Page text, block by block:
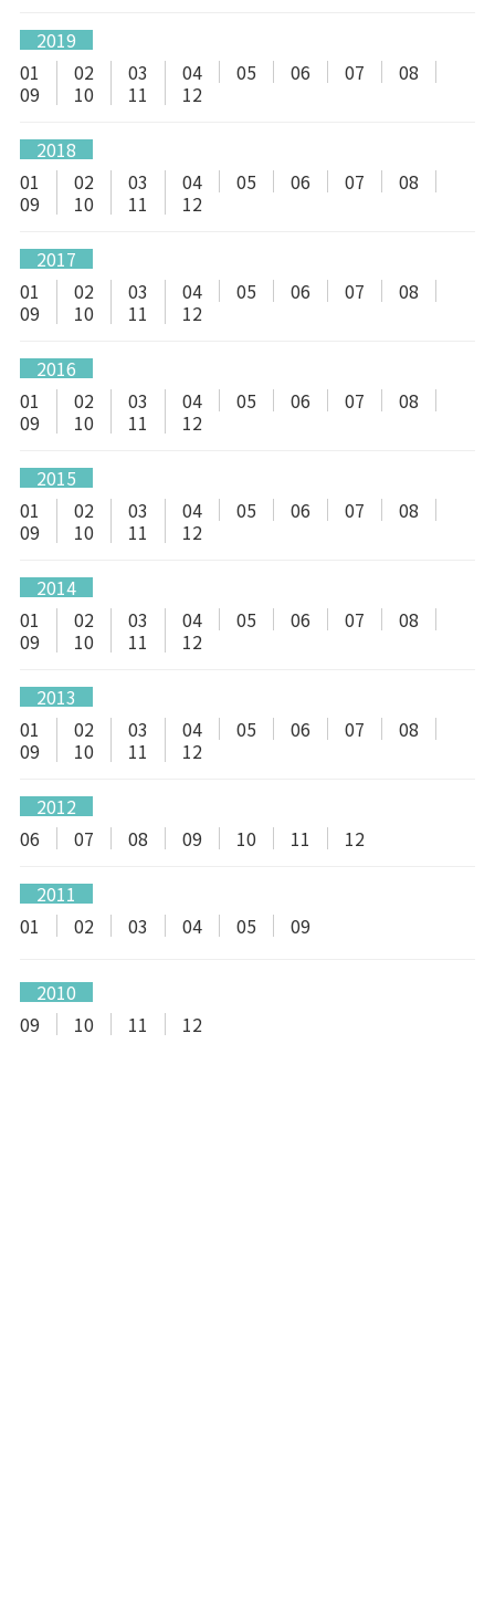
2019
01
02 03 04 05 06 07
08
09
10 11 12
2018
01
02 03 04 05 06 07
08
09
10 11 12
2017
01
02 03 04 05 06 07
08
09
10 11 12
2016
01
02 03 04 05 06 07
08
09
10 11 12
2015
01
02 03 04 05 06 07
08
09
10 11 12
2014
01
02 03 04 05 06 07
08
09
10 11 12
2013
01
02 03 04 05 06 07
08
09
10 11 12
2012
06
07 08 09 10 11 12
2011
01
02 03 04 05 09
2010
09
10 11 12